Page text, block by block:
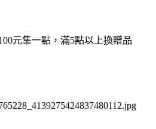
元集一點，滿5點以上換贈品